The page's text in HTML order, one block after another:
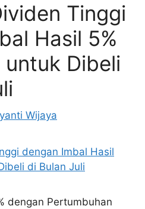
Tinggi
Hasil 5%
Dibeli
Wijaya
dengan Pertumbuhan